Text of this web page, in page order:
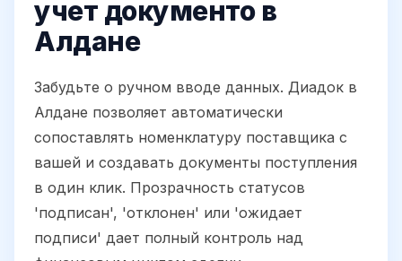
учет документо в
Алдане
Забудьте о ручном вводе данных. Диадок в
Алдане позволяет автоматически
сопоставлять номенклатуру поставщика с
вашей и создавать документы поступления
в один клик. Прозрачность статусов
'подписан', 'отклонен' или 'ожидает
подписи' дает полный контроль над